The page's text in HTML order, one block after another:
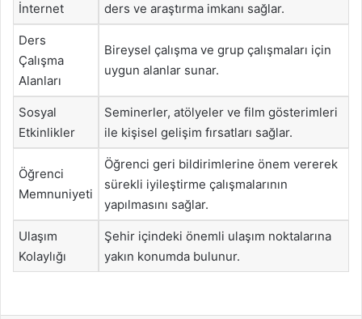
İnternet
ders ve araştırma imkanı sağlar.
Ders
Çalışma
Alanları
Bireysel çalışma ve grup çalışmaları için
uygun alanlar sunar.
Sosyal
Etkinlikler
Seminerler, atölyeler ve film gösterimleri
ile kişisel gelişim fırsatları sağlar.
Öğrenci
Memnuniyeti
Öğrenci geri bildirimlerine önem vererek
sürekli iyileştirme çalışmalarının
yapılmasını sağlar.
Ulaşım
Kolaylığı
Şehir içindeki önemli ulaşım noktalarına
yakın konumda bulunur.